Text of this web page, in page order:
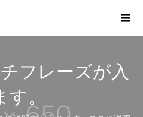
フレーズが入
す。